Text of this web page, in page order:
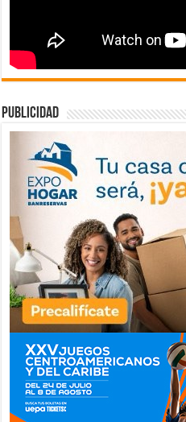
publicidad